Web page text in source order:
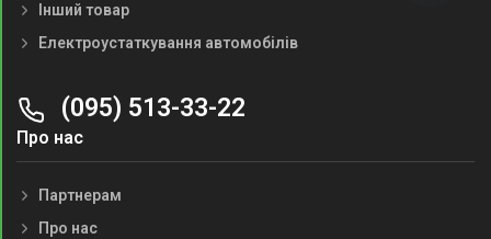
Інший товар
Електроустаткування автомобілів
(095) 513-33-22
Про нас
Партнерам
Про нас